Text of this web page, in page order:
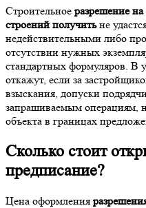
Строительное разрешение
строений получитьне
недействительными либо
отсутствии нужных
стандартных формуляров. В
откажут, если за
взыскания, допуски
запрашиваемым операциям,
объекта в границах
Сколько стоит
предписание?
Цена оформления